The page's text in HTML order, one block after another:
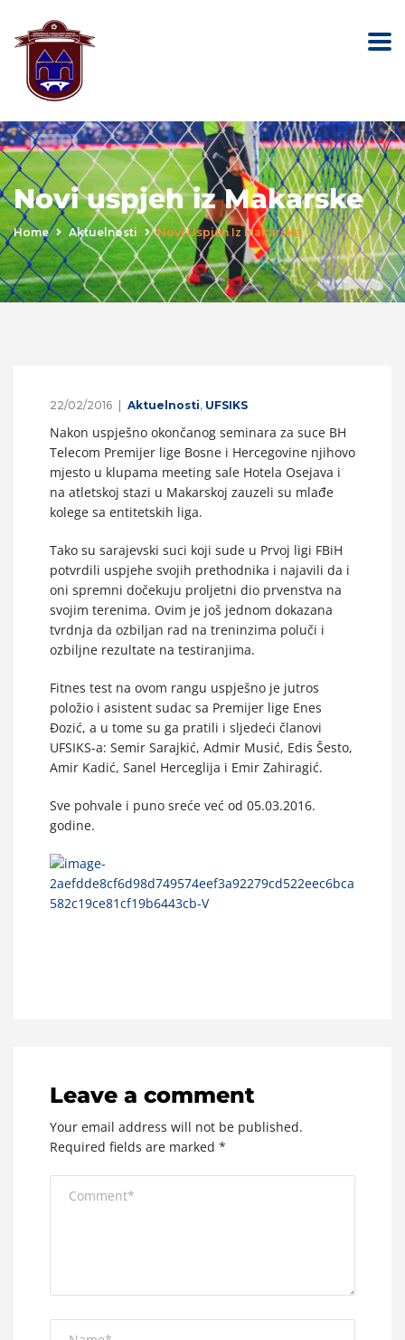
Novi uspjeh iz Makarske
Home Aktuelnosti Novi Uspjeh Iz Makarske
22/02/2016 Aktuelnosti, UFSIKS
Nakon uspješno okončanog seminara za suce BH
Telecom Premijer lige Bosne i Hercegovine njihovo
mjesto u klupama meeting sale Hotela Osejava i
na atletskoj stazi u Makarskoj zauzeli su mlađe
kolege sa entitetskih liga.
Tako su sarajevski suci koji sude u Prvoj ligi FBiH
potvrdili uspjehe svojih prethodnika i najavili da i
oni spremni dočekuju proljetni dio prvenstva na
svojim terenima. Ovim je još jednom dokazana
tvrdnja da ozbiljan rad na treninzima poluči i
ozbiljne rezultate na testiranjima.
Fitnes test na ovom rangu uspješno je jutros
položio i asistent sudac sa Premijer lige Enes
Đozić, a u tome su ga pratili i sljedeći članovi
UFSIKS-a: Semir Sarajkić, Admir Musić, Edis Šesto,
Amir Kadić, Sanel Herceglija i Emir Zahiragić.
Sve pohvale i puno sreće već od 05.03.2016.
godine.
Leave a comment
Your email address will not be published.
Required fields are marked *